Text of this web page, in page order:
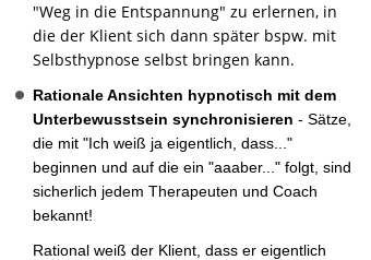
"Weg in die Entspannung" zu erlernen, in
die der Klient sich dann später bspw. mit
Selbsthypnose selbst bringen kann.
Rationale Ansichten hypnotisch mit dem
Unterbewusstsein synchronisieren - Sätze,
die mit "Ich weiß ja eigentlich, dass..."
beginnen und auf die ein "aaaber..." folgt, sind
sicherlich jedem Therapeuten und Coach
bekannt!
Rational weiß der Klient, dass er eigentlich